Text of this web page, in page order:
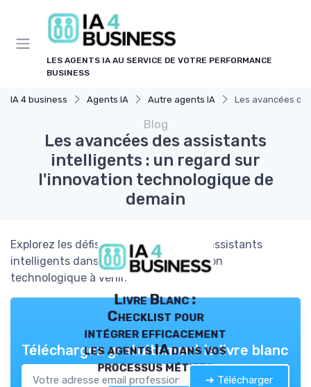
LES AGENTS IA AU SERVICE DE VOTRE PERFORMANCE
BUSINESS
IA 4 business Agents IA Autre agents IA Les avancées
Blog
Les avancées des assistants
intelligents : un regard sur
l'innovation technologique de
demain
Explorez les défis et opportunités des assistants
intelligents dans le cadre de l'innovation
technologique à venir.
Livre Blanc :
Checklist pour
intégrer efficacement
les agents IA dans vos
processus métiers
Téléchargez gratuitement le livre blanc
➔ Télécharger